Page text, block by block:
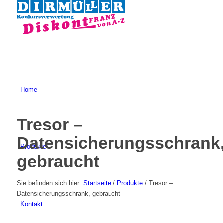
Home
Produkte
Kontakt
Tresor –
gebraucht
Sie befinden sich hier: Startseite / Produkte / Tresor –
Datensicherungsschrank, gebraucht